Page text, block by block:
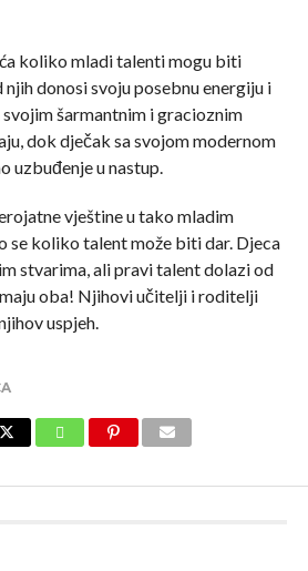
koliko mladi talenti mogu biti
njih donosi svoju posebnu energiju i
šarmantnim i gracioznim
dok dječak sa svojom modernom
uzbuđenje u nastup.
vještine u tako mladim
se koliko talent može biti dar. Djeca
stvarima, ali pravi talent dolazi od
oba! Njihovi učitelji i roditelji
uspjeh.